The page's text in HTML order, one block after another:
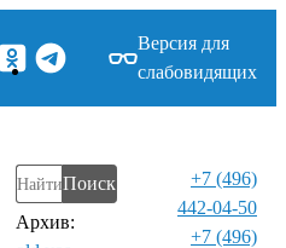
Версия для
слабовидящих
Поиск
Архив:
+7 (496)
442-04-50
+7 (496)